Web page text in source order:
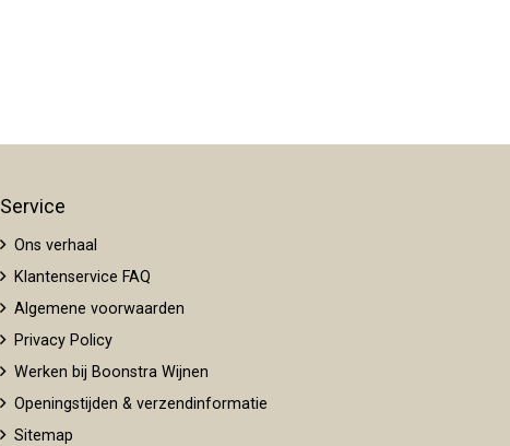
Service
Ons verhaal
Klantenservice FAQ
Algemene voorwaarden
Privacy Policy
Werken bij Boonstra Wijnen
Openingstijden & verzendinformatie
Sitemap